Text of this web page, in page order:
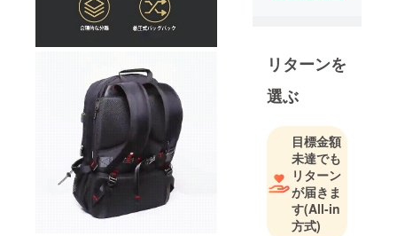
リターンを
選ぶ
目標金額
未達でも
リターン
が届きま
す(All-in
方式)